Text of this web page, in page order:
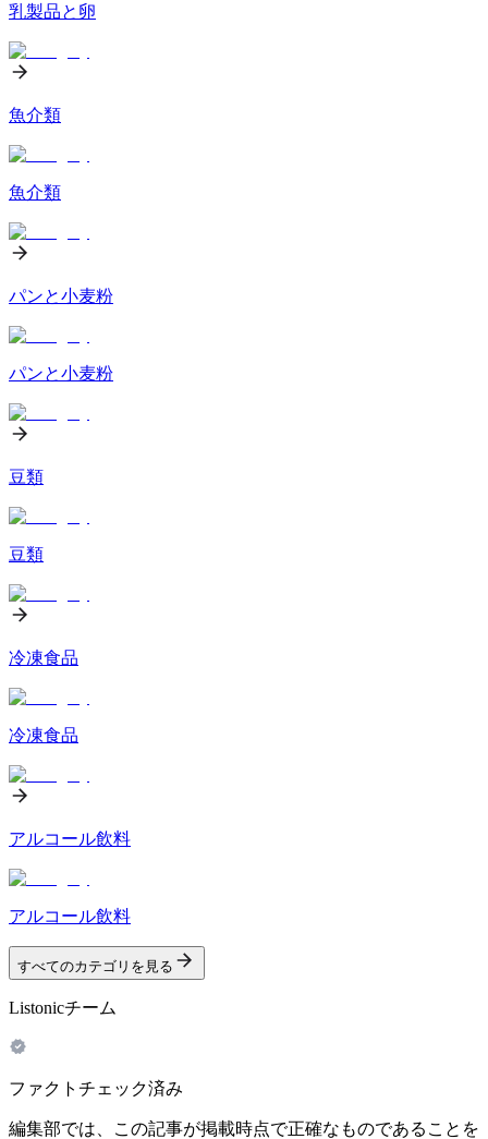
乳製品と卵
魚介類
魚介類
パンと小麦粉
パンと小麦粉
豆類
豆類
冷凍食品
冷凍食品
アルコール飲料
アルコール飲料
すべてのカテゴリを見る
Listonicチーム
ファクトチェック済み
編集部では、この記事が掲載時点で正確なものであることを